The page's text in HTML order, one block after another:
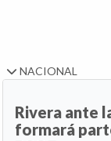
NACIONAL
Rivera ante
formará